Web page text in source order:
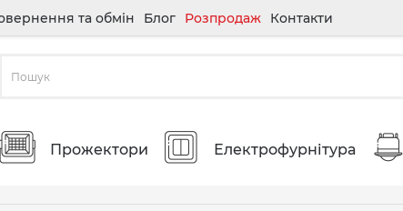
та обмін Блог Розпродаж Контакти
Прожектори Електрофурнітура